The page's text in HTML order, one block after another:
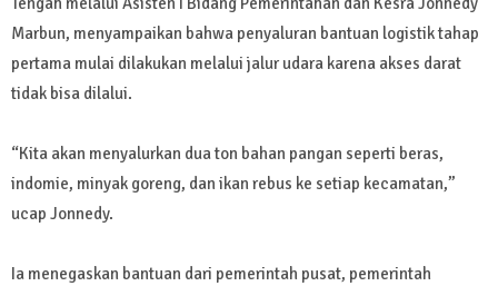
Marbun, menyampaikan bahwa penyaluran bantuan logistik tahap
pertama mulai dilakukan melalui jalur udara karena akses darat
tidak bisa dilalui.
“Kita akan menyalurkan dua ton bahan pangan seperti beras,
indomie, minyak goreng, dan ikan rebus ke setiap kecamatan,”
ucap Jonnedy.
Ia menegaskan bantuan dari pemerintah pusat, pemerintah